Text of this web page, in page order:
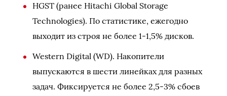
HGST (ранее Hitachi Global Storage
Technologies). По статистике, ежегодно
выходит из строя не более 1-1,5% дисков.
Western Digital (WD). Накопители
выпускаются в шести линейках для разных
задач. Фиксируется не более 2,5-3% сбоев